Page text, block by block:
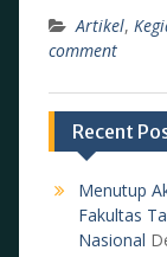
Artikel,
comment
Recent
Menutup
Fakultas
Nasional